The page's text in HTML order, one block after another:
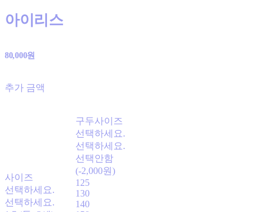
아이리스
80,000원
추가 금액
사이즈
선택하세요.
선택하세요.
구두사이즈
선택하세요.
선택하세요.
선택안함
(-2,000원)
125
130
140